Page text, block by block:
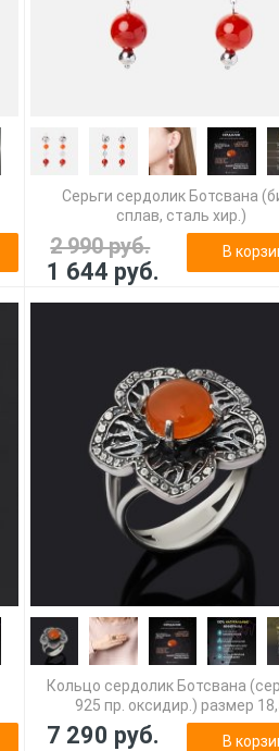
Серьги сердолик Ботсвана
сплав, сталь хир.)
2 990 руб.
1 644 руб.
В
Кольцо сердолик Ботсвана
925 пр. оксидир.) размер
7 290 руб. В